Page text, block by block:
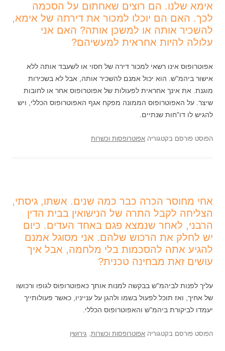
אימא שלנו. הם רוצים שאחתום על הסכמה
לכך. האם הם יוכלו למכור את דירתה של אימא,
להשכיר אותה או למשכן אותה? האם אני
עלולה להיות אחראית למעשיהם?
אפוטרופוס אינו רשאי למכור דירה של חסוי או לשעבד אותה ללא
אישור ביהמ"ש. הוא יכול אמנם להשכיר אותה, אבל לא בשכירות
מוגנת. את אינך אחראית לפעולות של אפוטרופוס אחר או לחובות
שיצר. על האפוטרופוס הממונה מפקח אגף האפוטרופוס הכללי, ויש
להגיש לו דו"חות שנתיים.
הפוסט פורסם בקטגוריה אפוטרופסות וכשרות
אחי מחוסר הכרה כבר כמה שנים. אשתו, גיסתי,
הצליחה לקבל התרה של הנישואין בבית הדין
הרבני, לאחר שנמצא פגם באחד העדים. כיום
יש לחלק את הרכוש שלהם. אני מסוגל אמנם
להגיע אתה להסכמות בלי מלחמה, אבל איך
עושים זאת מבחינה טכנית?
עליך לפנות לביהמ"ש בבקשה למנות אותך כאפוטרופוס לגופו ורכושו
של אחיך, ואז תוכל לפעול בשמו ולהגן על ענייניו, כאשר פעולותייך
יעמדו לביקורת ביהמ"ש והאפוטרופוס הכללי.
הפוסט פורסם בקטגוריה אפוטרופסות וכשרות, גירושין